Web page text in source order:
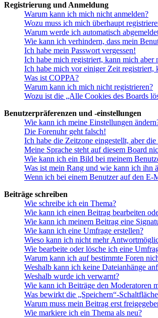
Registrierung und Anmeldung
Warum kann ich mich nicht anmelden?
Wozu muss ich mich überhaupt
Warum werde ich automatisch
Wie kann ich verhindern, dass mein
Ich habe mein Passwort vergessen!
Ich habe mich registriert, kann mich aber
Ich habe mich vor einiger Zeit registriert,
Was ist COPPA?
Warum kann ich mich nicht registrieren?
Wozu ist die „Alle Cookies des Boards
Benutzerpräferenzen und -einstellungen
Wie kann ich meine Einstellungen
Die Forenuhr geht falsch!
Ich habe die Zeitzone eingestellt, aber
Meine Sprache steht auf diesem Board
Wie kann ich ein Bild bei meinem
Was ist mein Rang und wie kann ich ihn
Wenn ich bei einem Benutzer auf den
Beiträge schreiben
Wie schreibe ich ein Thema?
Wie kann ich einen Beitrag bearbeiten
Wie kann ich meinem Beitrag eine
Wie kann ich eine Umfrage erstellen?
Wieso kann ich nicht mehr
Wie bearbeite oder lösche ich eine
Warum kann ich auf bestimmte Foren
Weshalb kann ich keine Dateianhänge
Weshalb wurde ich verwarnt?
Wie kann ich Beiträge den Moderatoren
Was bewirkt die „Speichern“-
Warum muss mein Beitrag erst
Wie markiere ich ein Thema als neu?